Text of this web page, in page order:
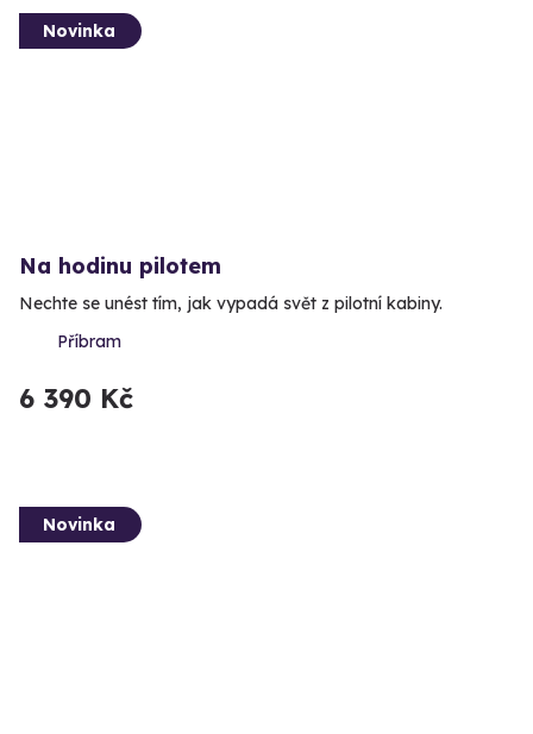
Novinka
Na hodinu pilotem
Nechte se unést tím, jak vypadá svět z pilotní kabiny.
Příbram
6 390 Kč
Novinka